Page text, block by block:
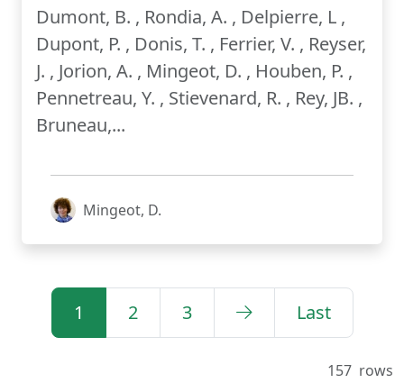
Dumont, B. , Rondia, A. , Delpierre, L ,
Dupont, P. , Donis, T. , Ferrier, V. , Reyser,
J. , Jorion, A. , Mingeot, D. , Houben, P. ,
Pennetreau, Y. , Stievenard, R. , Rey, JB. ,
Bruneau,...
Mingeot, D.
1 2 3 Last
157 rows